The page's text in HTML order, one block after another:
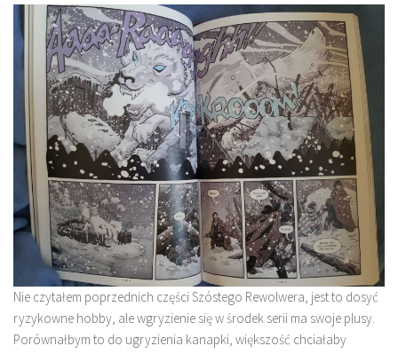
Nie czytałem poprzednich części Szóstego Rewolwera, jest to dosyć
ryzykowne hobby, ale wgryzienie się w środek serii ma swoje plusy.
Porównałbym to do ugryzienia kanapki, większość chciałaby